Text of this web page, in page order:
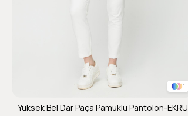
1
Yüksek Bel Dar Paça Pamuklu Pantolon-EKRU